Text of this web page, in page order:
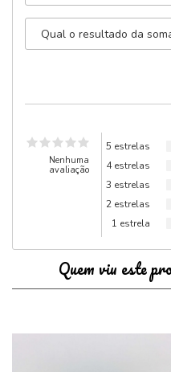
Nenhuma
avaliação
5 estrelas
4 estrelas
3 estrelas
2 estrelas
1 estrela
Quem viu este